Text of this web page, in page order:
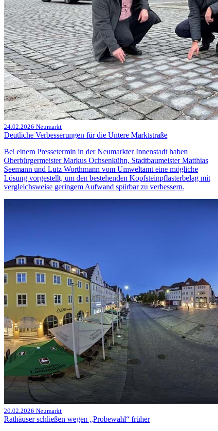
24.02.2026 Neumarkt
Deutliche Verbesserungen für die Untere Marktstraße
Bei einem Pressetermin in der Neumarkter Innenstadt haben
Oberbürgermeister Markus Ochsenkühn, Stadtbaumeister Matthias
Seemann und Lutz Worthmann vom Umweltamt eine mögliche
Lösung vorgestellt, um den bestehenden Kopfsteinpflasterbelag mit
vergleichsweise geringem Aufwand spürbar zu verbessern.
20.02.2026 Neumarkt
Rathäuser schließen wegen „Probewahl“ früher